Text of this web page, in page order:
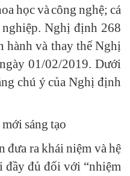
học và công nghệ; cá
Nghị định 268
hành và thay thế Nghị
01/02/2019. Dưới
chú ý của Nghị định
sáng tạo
đưa ra khái niệm và hệ
đầy đủ đối với “nhiệm